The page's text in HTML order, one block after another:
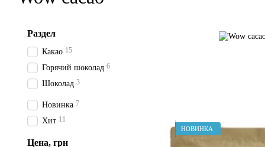
НОВИНКА
Раздел
Какао 15
Горячий шоколад 6
Шоколад 3
Новинка 7
Хит 11
Цена, грн